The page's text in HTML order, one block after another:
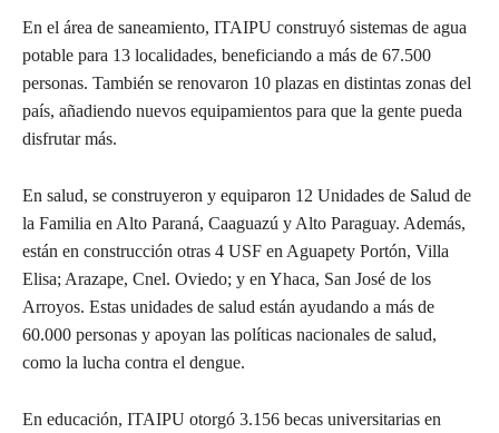
En el área de saneamiento, ITAIPU construyó sistemas de agua
potable para 13 localidades, beneficiando a más de 67.500
personas. También se renovaron 10 plazas en distintas zonas del
país, añadiendo nuevos equipamientos para que la gente pueda
disfrutar más.
En salud, se construyeron y equiparon 12 Unidades de Salud de
la Familia en Alto Paraná, Caaguazú y Alto Paraguay. Además,
están en construcción otras 4 USF en Aguapety Portón, Villa
Elisa; Arazape, Cnel. Oviedo; y en Yhaca, San José de los
Arroyos. Estas unidades de salud están ayudando a más de
60.000 personas y apoyan las políticas nacionales de salud,
como la lucha contra el dengue.
En educación, ITAIPU otorgó 3.156 becas universitarias en